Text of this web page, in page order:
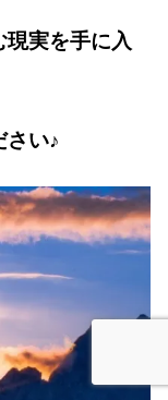
現実を手に入
さい♪